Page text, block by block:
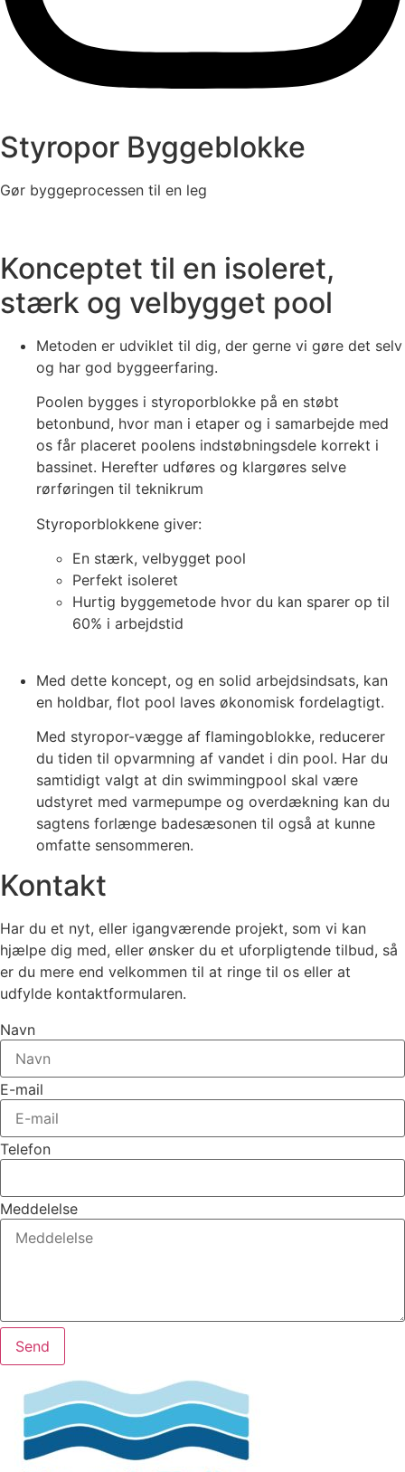
Styropor Byggeblokke
Gør byggeprocessen til en leg
Konceptet til en isoleret,
stærk og velbygget pool
Metoden er udviklet til dig, der gerne vi gøre det selv
og har god byggeerfaring.
Poolen bygges i styroporblokke på en støbt
betonbund, hvor man i etaper og i samarbejde med
os får placeret poolens indstøbningsdele korrekt i
bassinet. Herefter udføres og klargøres selve
rørføringen til teknikrum
Styroporblokkene giver:
En stærk, velbygget pool
Perfekt isoleret
Hurtig byggemetode hvor du kan sparer op til
60% i arbejdstid
Med dette koncept, og en solid arbejdsindsats, kan
en holdbar, flot pool laves økonomisk fordelagtigt.
Med styropor-vægge af flamingoblokke, reducerer
du tiden til opvarmning af vandet i din pool. Har du
samtidigt valgt at din swimmingpool skal være
udstyret med varmepumpe og overdækning kan du
sagtens forlænge badesæsonen til også at kunne
omfatte sensommeren.
Kontakt
Har du et nyt, eller igangværende projekt, som vi kan
hjælpe dig med, eller ønsker du et uforpligtende tilbud, så
er du mere end velkommen til at ringe til os eller at
udfylde kontaktformularen.
Navn
E-mail
Telefon
Meddelelse
Send